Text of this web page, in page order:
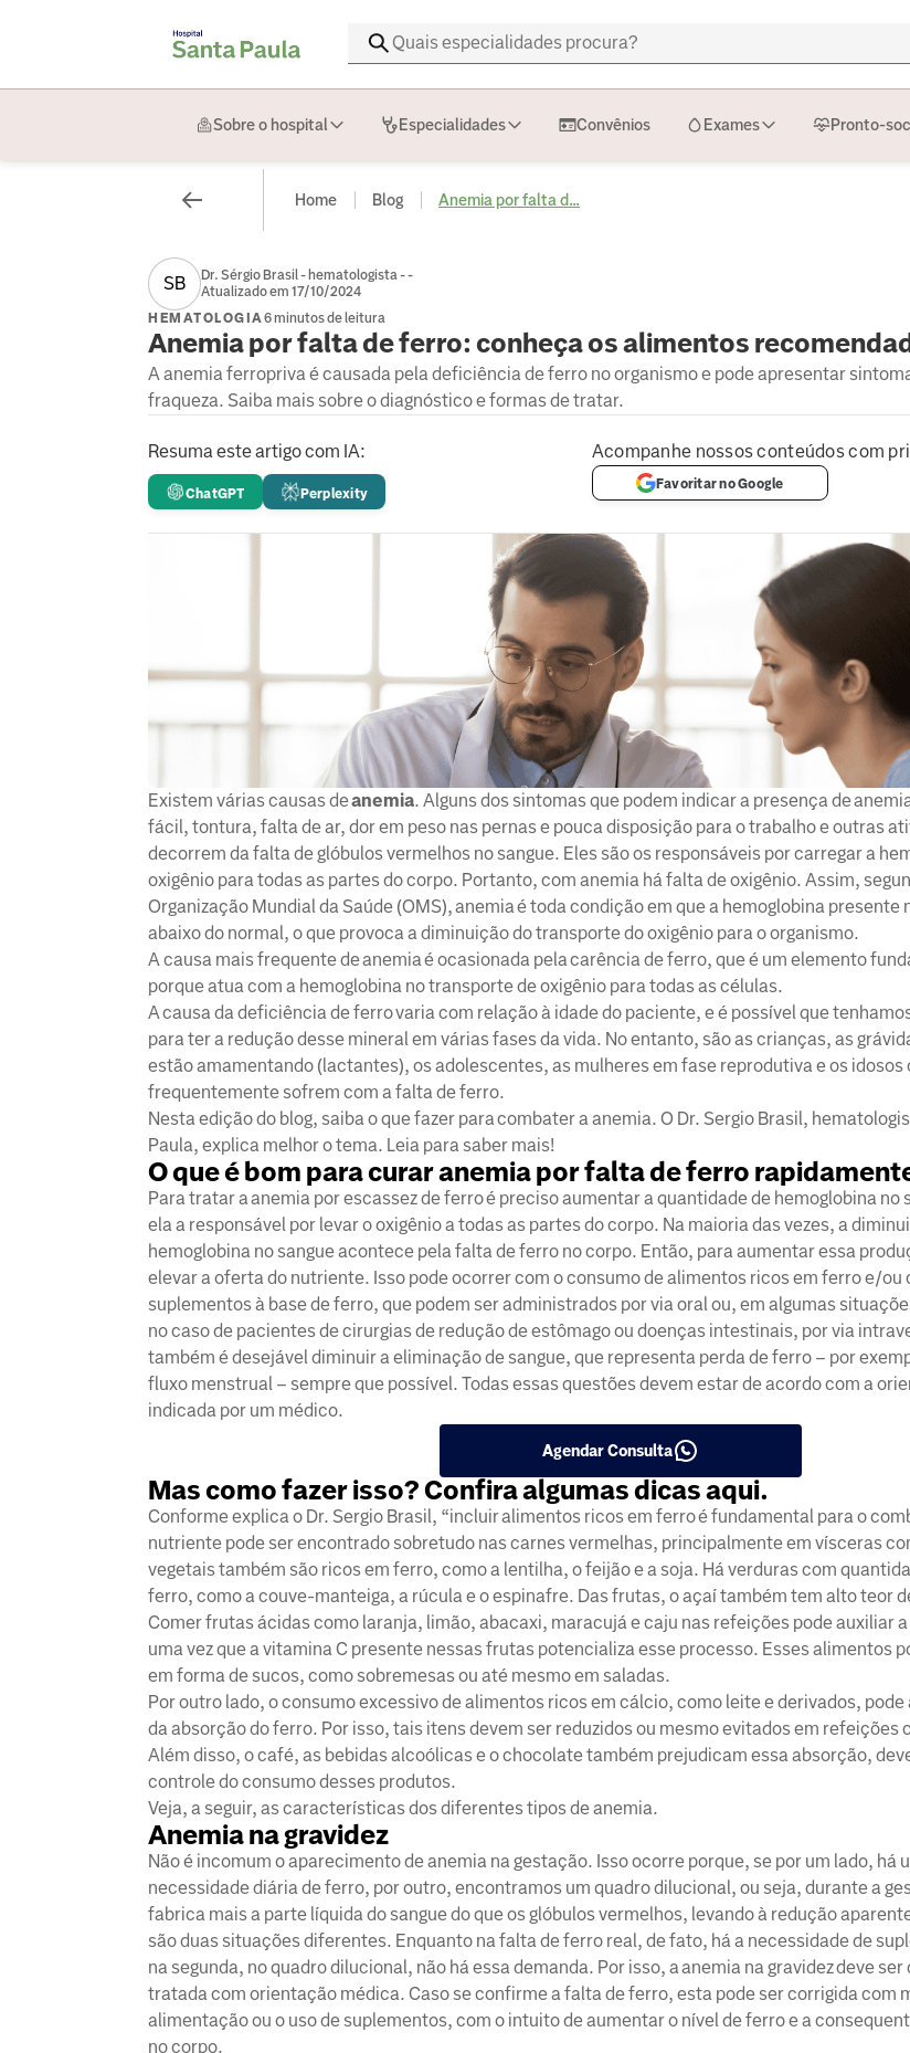
Sobre o hospital Especialidades Convênios Exames Pronto-
Home Blog Anemia por falta d...
SB
Dr. Sérgio Brasil - hematologista - -
Atualizado em 17/10/2024
HEMATOLOGIA6 minutos de leitura
Anemia por falta de ferro: conheça os alimentos
A anemia ferropriva é causada pela deficiência de ferro no organismo e pode apresentar
fraqueza. Saiba mais sobre o diagnóstico e formas de tratar.
Resuma este artigo com IA:
ChatGPT Perplexity
Acompanhe nossos conteúdos com
Favoritar no Google
Existem várias causas deanemia. Alguns dos sintomas que podem indicar a presença de
fácil, tontura, falta de ar, dor em peso nas pernas e pouca disposição para o trabalho e outras
decorrem da falta de glóbulos vermelhos no sangue. Eles são os responsáveis por carregar a
oxigênio para todas as partes do corpo. Portanto, com anemia há falta de oxigênio. Assim,
Organização Mundial da Saúde (OMS), anemia é toda condição em que a hemoglobina presente
abaixo do normal, o que provoca a diminuição do transporte do oxigênio para o organismo.
A causa mais frequente de anemia é ocasionada pela carência de ferro, que é um elemento
porque atua com a hemoglobina no transporte de oxigênio para todas as células.
A causa da deficiência de ferro varia com relação à idade do paciente, e é possível que
para ter a redução desse mineral em várias fases da vida. No entanto, são as crianças, as
estão amamentando (lactantes), os adolescentes, as mulheres em fase reprodutiva e os idosos
frequentemente sofrem com a falta de ferro.
Nesta edição do blog, saiba o que fazer para combater a anemia. O Dr. Sergio Brasil,
Paula, explica melhor o tema. Leia para saber mais!
O que é bom para curar anemia por falta de ferro
Para tratar a anemia por escassez de ferro é preciso aumentar a quantidade de hemoglobina no
ela a responsável por levar o oxigênio a todas as partes do corpo. Na maioria das vezes, a
hemoglobina no sangue acontece pela falta de ferro no corpo. Então, para aumentar essa
elevar a oferta do nutriente. Isso pode ocorrer com o consumo de alimentos ricos em ferro e/ou
suplementos à base de ferro, que podem ser administrados por via oral ou, em algumas
no caso de pacientes de cirurgias de redução de estômago ou doenças intestinais, por via
também é desejável diminuir a eliminação de sangue, que representa perda de ferro – por
fluxo menstrual – sempre que possível. Todas essas questões devem estar de acordo com a
indicada por um médico.
Agendar Consulta
Mas como fazer isso? Confira algumas dicas aqui.
Conforme explica o Dr. Sergio Brasil, “incluir alimentos ricos em ferro é fundamental para o
nutriente pode ser encontrado sobretudo nas carnes vermelhas, principalmente em vísceras
vegetais também são ricos em ferro, como a lentilha, o feijão e a soja. Há verduras com
ferro, como a couve-manteiga, a rúcula e o espinafre. Das frutas, o açaí também tem alto teor
Comer frutas ácidas como laranja, limão, abacaxi, maracujá e caju nas refeições pode auxiliar
uma vez que a vitamina C presente nessas frutas potencializa esse processo. Esses alimentos
em forma de sucos, como sobremesas ou até mesmo em saladas.
Por outro lado, o consumo excessivo de alimentos ricos em cálcio, como leite e derivados,
da absorção do ferro. Por isso, tais itens devem ser reduzidos ou mesmo evitados em refeições
Além disso, o café, as bebidas alcoólicas e o chocolate também prejudicam essa absorção,
controle do consumo desses produtos.
Veja, a seguir, as características dos diferentes tipos de anemia.
Anemia na gravidez
Não é incomum o aparecimento de anemia na gestação. Isso ocorre porque, se por um lado, há
necessidade diária de ferro, por outro, encontramos um quadro dilucional, ou seja, durante a
fabrica mais a parte líquida do sangue do que os glóbulos vermelhos, levando à redução
são duas situações diferentes. Enquanto na falta de ferro real, de fato, há a necessidade de
na segunda, no quadro dilucional, não há essa demanda. Por isso, a anemia na gravidez deve
tratada com orientação médica. Caso se confirme a falta de ferro, esta pode ser corrigida com
alimentação ou o uso de suplementos, com o intuito de aumentar o nível de ferro e a
no corpo.